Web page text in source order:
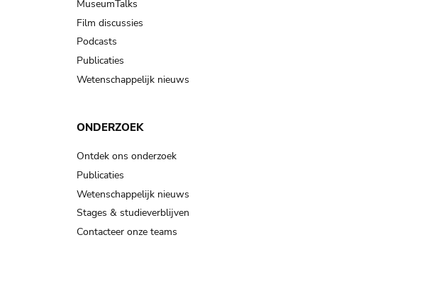
MuseumTalks
Film discussies
Podcasts
Publicaties
Wetenschappelijk nieuws
ONDERZOEK
Ontdek ons onderzoek
Publicaties
Wetenschappelijk nieuws
Stages & studieverblijven
Contacteer onze teams